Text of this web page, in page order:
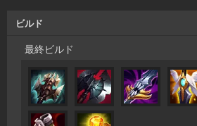
ビルド
最終ビルド